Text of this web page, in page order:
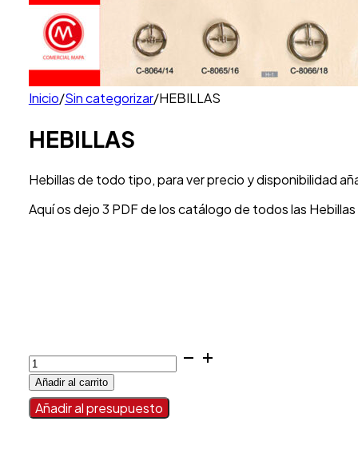
Inicio/Sin categorizar/HEBILLAS
HEBILLAS
Hebillas de todo tipo, para ver precio y disponibilidad
Aquí os dejo 3 PDF de los catálogo de todos las
HEBILLAS
cantidad
Añadir al carrito
Añadir al presupuesto